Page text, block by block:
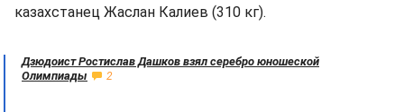
казахстанец Жаслан Калиев (310 кг).
Дзюдоист Ростислав Дашков взял серебро юношеской
Олимпиады
2